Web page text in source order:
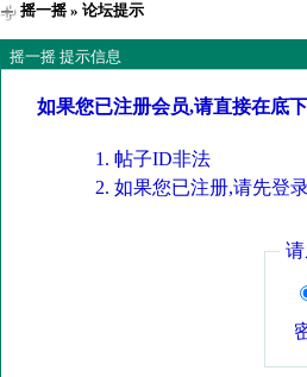
摇一摇» 论坛提示
摇一摇 提示信息
如果您已注册会员,请直接在底
帖子ID非法
如果您已注册,请先登